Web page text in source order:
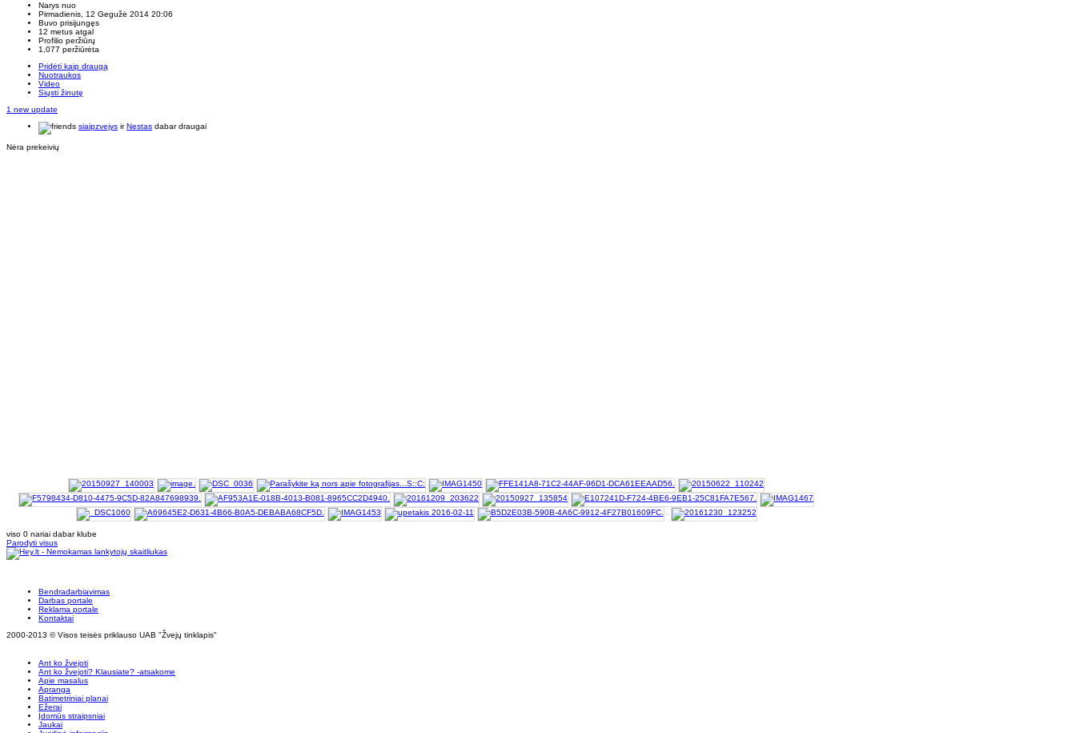
Narys nuo
Pirmadienis, 12 Gegužė 2014 20:06
Buvo prisijungęs
12 metus atgal
Profilio peržiūrų
1,077 peržiūrėta
Pridėti kaip draugą
Nuotraukos
Video
Siųsti žinutę
1 new update
siaipzvejys irNestas dabar draugai
Nėra prekeivių
viso 0 nariai dabar klube
Parodyti visus
Bendradarbiavimas
Darbas portale
Reklama portale
Kontaktai
2000-2013 © Visos teisės priklauso UAB "Žvejų tinklapis"
Ant ko žvejoti
Ant ko žvejoti? Klausiate? -atsakome
Apie masalus
Apranga
Batimetriniai planai
Ežerai
Įdomūs straipsniai
Jaukai